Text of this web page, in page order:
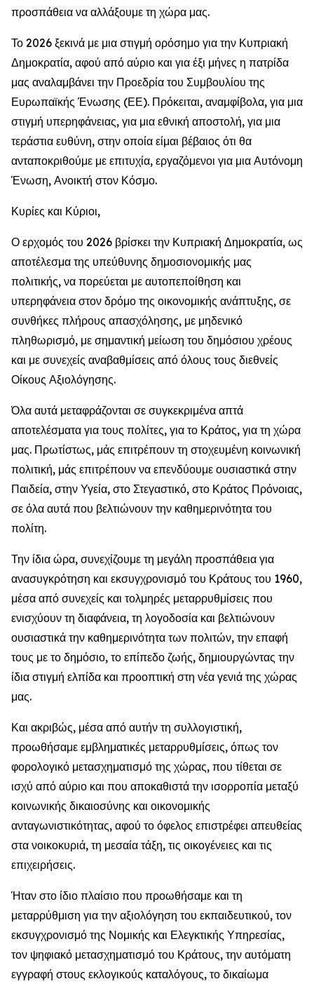
προσπάθεια να αλλάξουμε τη χώρα μας.
Το 2026 ξεκινά με μια στιγμή ορόσημο για την Κυπριακή
Δημοκρατία, αφού από αύριο και για έξι μήνες η πατρίδα
μας αναλαμβάνει την Προεδρία του Συμβουλίου της
Ευρωπαϊκής Ένωσης (ΕΕ). Πρόκειται, αναμφίβολα, για μια
στιγμή υπερηφάνειας, για μια εθνική αποστολή, για μια
τεράστια ευθύνη, στην οποία είμαι βέβαιος ότι θα
ανταποκριθούμε με επιτυχία, εργαζόμενοι για μια Αυτόνομη
Ένωση, Ανοικτή στον Κόσμο.
Κυρίες και Κύριοι,
Ο ερχομός του 2026 βρίσκει την Κυπριακή Δημοκρατία, ως
αποτέλεσμα της υπεύθυνης δημοσιονομικής μας
πολιτικής, να πορεύεται με αυτοπεποίθηση και
υπερηφάνεια στον δρόμο της οικονομικής ανάπτυξης, σε
συνθήκες πλήρους απασχόλησης, με μηδενικό
πληθωρισμό, με σημαντική μείωση του δημόσιου χρέους
και με συνεχείς αναβαθμίσεις από όλους τους διεθνείς
Οίκους Αξιολόγησης.
Όλα αυτά μεταφράζονται σε συγκεκριμένα απτά
αποτελέσματα για τους πολίτες, για το Κράτος, για τη χώρα
μας. Πρωτίστως, μάς επιτρέπουν τη στοχευμένη κοινωνική
πολιτική, μάς επιτρέπουν να επενδύουμε ουσιαστικά στην
Παιδεία, στην Υγεία, στο Στεγαστικό, στο Κράτος Πρόνοιας,
σε όλα αυτά που βελτιώνουν την καθημερινότητα του
πολίτη.
Την ίδια ώρα, συνεχίζουμε τη μεγάλη προσπάθεια για
ανασυγκρότηση και εκσυγχρονισμό του Κράτους του 1960,
μέσα από συνεχείς και τολμηρές μεταρρυθμίσεις που
ενισχύουν τη διαφάνεια, τη λογοδοσία και βελτιώνουν
ουσιαστικά την καθημερινότητα των πολιτών, την επαφή
τους με το δημόσιο, το επίπεδο ζωής, δημιουργώντας την
ίδια στιγμή ελπίδα και προοπτική στη νέα γενιά της χώρας
μας.
Και ακριβώς, μέσα από αυτήν τη συλλογιστική,
προωθήσαμε εμβληματικές μεταρρυθμίσεις, όπως τον
φορολογικό μετασχηματισμό της χώρας, που τίθεται σε
ισχύ από αύριο και που αποκαθιστά την ισορροπία μεταξύ
κοινωνικής δικαιοσύνης και οικονομικής
ανταγωνιστικότητας, αφού το όφελος επιστρέφει απευθείας
στα νοικοκυριά, τη μεσαία τάξη, τις οικογένειες και τις
επιχειρήσεις.
Ήταν στο ίδιο πλαίσιο που προωθήσαμε και τη
μεταρρύθμιση για την αξιολόγηση του εκπαιδευτικού, τον
εκσυγχρονισμό της Νομικής και Ελεγκτικής Υπηρεσίας,
τον ψηφιακό μετασχηματισμό του Κράτους, την αυτόματη
εγγραφή στους εκλογικούς καταλόγους, το δικαίωμα